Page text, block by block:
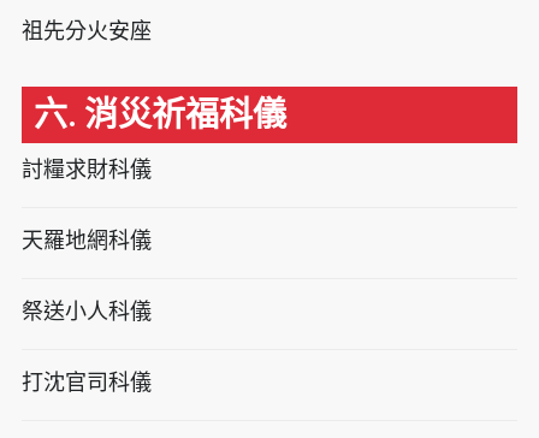
祖先分火安座
六. 消災祈福科儀
討糧求財科儀
天羅地網科儀
祭送小人科儀
打沈官司科儀